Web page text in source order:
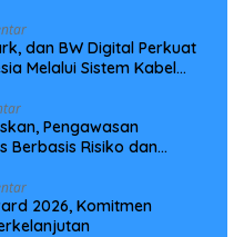
dan BW Digital Perkuat
Melalui Sistem Kabel
Pengawasan
Berbasis Risiko dan
2026, Komitmen